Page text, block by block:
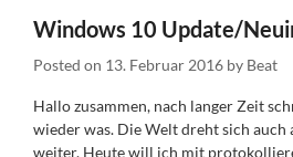
Windows 10 Update/
Posted on 13. Februar 2016 by Beat
Hallo zusammen, nach langer Zeit
wieder was. Die Welt dreht sich auch
weiter. Heute will ich mit